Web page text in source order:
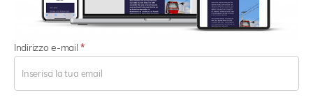
N
e
w
s
Indirizzo e-mail*